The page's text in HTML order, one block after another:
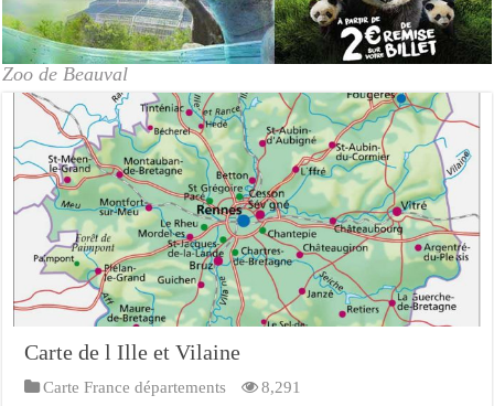
Zoo de Beauval
Carte de l Ille et Vilaine
Carte France départements 8,291